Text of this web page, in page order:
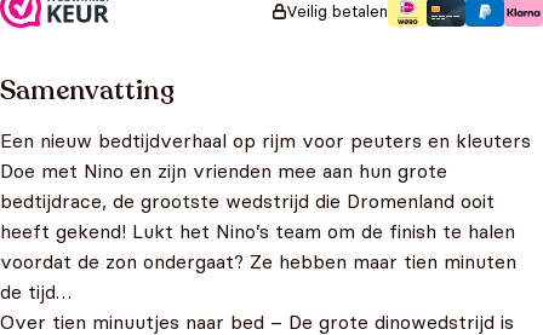
Veilig betalen
Samenvatting
Een nieuw bedtijdverhaal op rijm voor peuters en kleuters
Doe met Nino en zijn vrienden mee aan hun grote
bedtijdrace, de grootste wedstrijd die Dromenland ooit
heeft gekend! Lukt het Nino’s team om de finish te halen
voordat de zon ondergaat? Ze hebben maar tien minuten
de tijd…
Over tien minuutjes naar bed – De grote dinowedstrijd is